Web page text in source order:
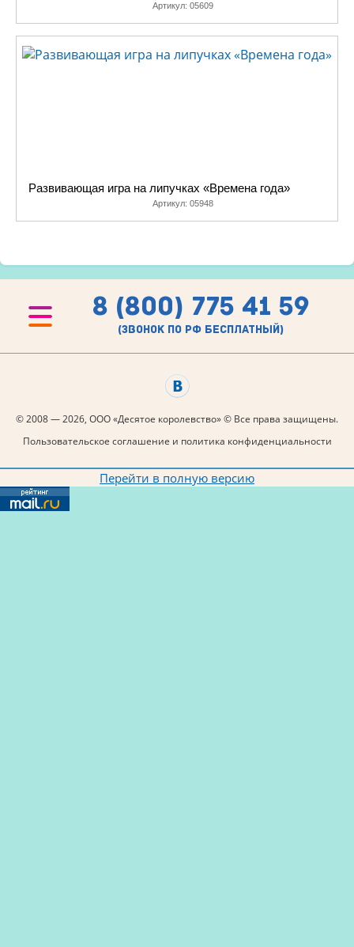
Артикул: 05609
Развивающая игра на липучках «Времена года»
Артикул: 05948
8 (800) 775 41 59
(звонок по рф бесплатный)
© 2008 — 2026, ООО «Десятое королевство» © Все права защищены.
Пользовательское соглашение и политика конфиденциальности
Перейти в полную версию